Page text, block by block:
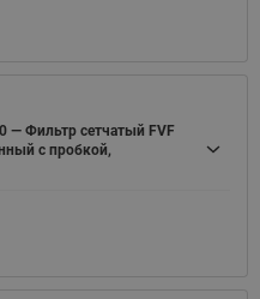
— Фильтр сетчатый FVF
с пробкой,